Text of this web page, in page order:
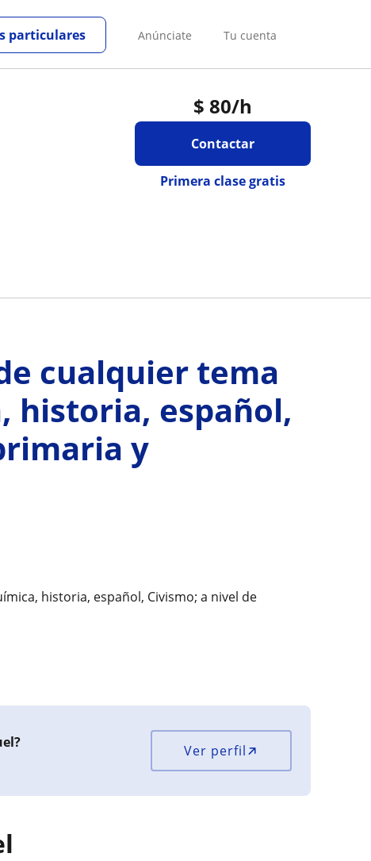
Anúnciate Tu cuenta
particulares
$ 80/h
Contactar
Primera clase gratis
cualquier tema
historia, español,
y
historia, español, Civismo; a nivel de
Ver perfil